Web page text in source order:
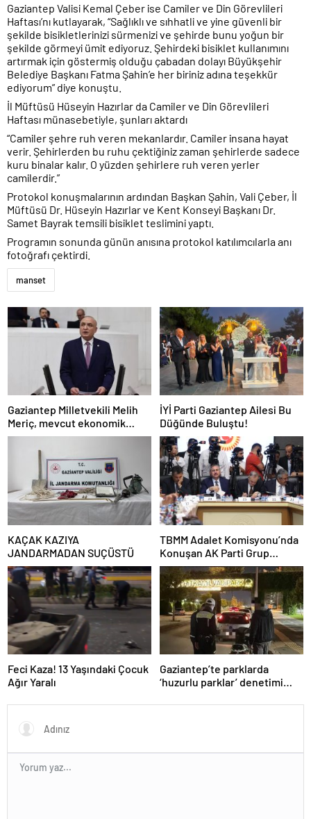
Gaziantep Valisi Kemal Çeber ise Camiler ve Din Görevlileri
Haftası’nı kutlayarak, “Sağlıklı ve sıhhatli ve yine güvenli bir
şekilde bisikletlerinizi sürmenizi ve şehirde bunu yoğun bir
şekilde görmeyi ümit ediyoruz. Şehirdeki bisiklet kullanımını
artırmak için göstermiş olduğu çabadan dolayı Büyükşehir
Belediye Başkanı Fatma Şahin’e her biriniz adına teşekkür
ediyorum” diye konuştu.
İl Müftüsü Hüseyin Hazırlar da Camiler ve Din Görevlileri
Haftası münasebetiyle, şunları aktardı
“Camiler şehre ruh veren mekanlardır. Camiler insana hayat
verir. Şehirlerden bu ruhu çektiğiniz zaman şehirlerde sadece
kuru binalar kalır. O yüzden şehirlere ruh veren yerler
camilerdir.”
Protokol konuşmalarının ardından Başkan Şahin, Vali Çeber, İl
Müftüsü Dr. Hüseyin Hazırlar ve Kent Konseyi Başkanı Dr.
Samet Bayrak temsili bisiklet teslimini yaptı.
Programın sonunda günün anısına protokol katılımcılarla anı
fotoğrafı çektirdi.
manset
Gaziantep Milletvekili Melih
Meriç, mevcut ekonomik
koşullarda dar gelirli
vatandaşların konut sahibi
olmasının neredeyse
imkânsız
İYİ Parti Gaziantep Ailesi Bu
Düğünde Buluştu!
KAÇAK KAZIYA
JANDARMADAN SUÇÜSTÜ
TBMM Adalet Komisyonu’nda
Konuşan AK Parti Grup
Başkanvekili Abdulhamit Gül:
“Kanun Teklifi Milletimizin
Teklifidir”
Feci Kaza! 13 Yaşındaki Çocuk
Ağır Yaralı
Gaziantep’te parklarda
‘huzurlu parklar’ denetimi